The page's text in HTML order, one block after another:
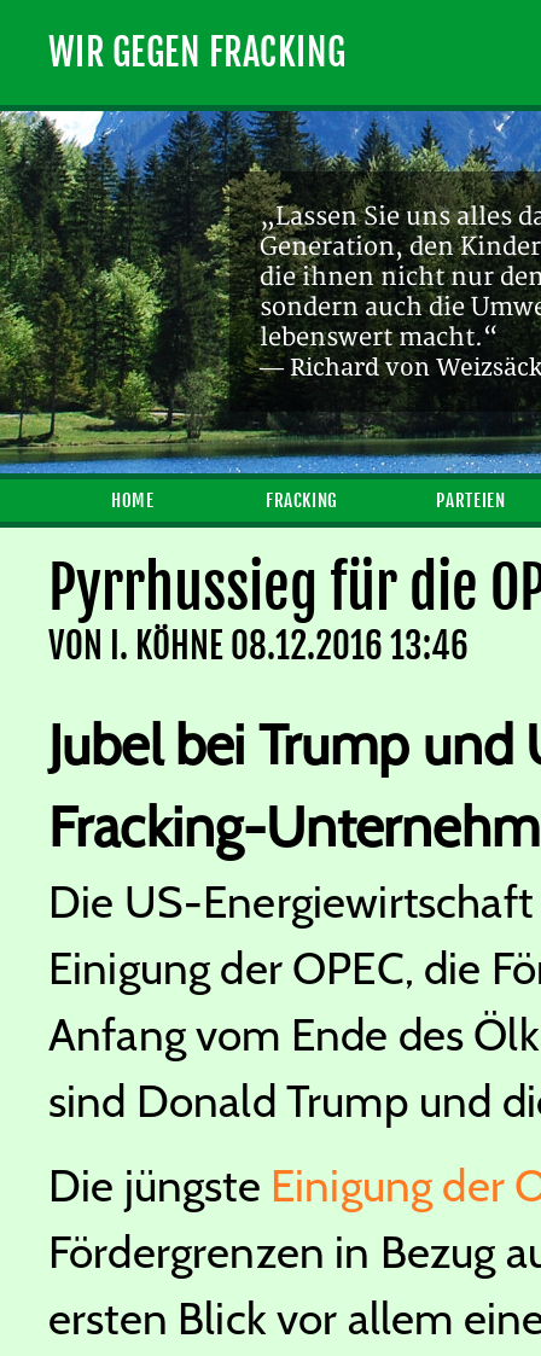
WIR GEGEN FRACKING
„Lassen Sie uns alles
Generation, den
die ihnen nicht nur
sondern auch die
lebenswert macht.“
— Richard von
HOME FRACKING PARTEIEN
Pyrrhussieg für die
VON I. KÖHNE08.12.2016 13:46
Jubel bei Trump
Fracking-
Die US-
Einigung der OPEC, die
Anfang vom Ende des
sind Donald Trump und
Die jüngste Einigung der
Fördergrenzen in Bezug
ersten Blick vor allem